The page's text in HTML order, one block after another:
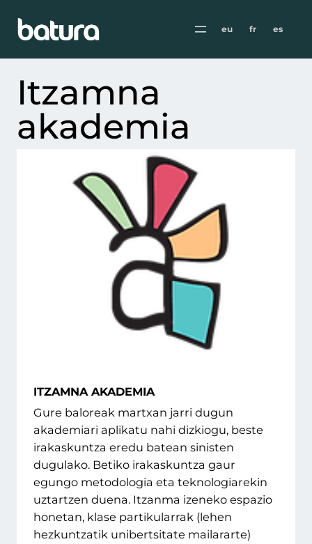
eu fr es
Itzamna
akademia
ITZAMNA AKADEMIA
Gure baloreak martxan jarri dugun
akademiari aplikatu nahi dizkiogu, beste
irakaskuntza eredu batean sinisten
dugulako. Betiko irakaskuntza gaur
egungo metodologia eta teknologiarekin
uztartzen duena. Itzanma izeneko espazio
honetan, klase partikularrak (lehen
hezkuntzatik unibertsitate mailararte)